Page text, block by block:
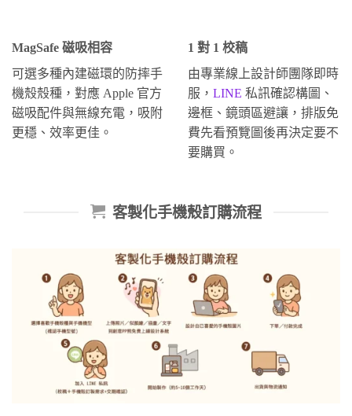
MagSafe 磁吸相容
可選多種內建磁環的防摔手
機殼殼種，對應 Apple 官方
磁吸配件與無線充電，吸附
更穩、效率更佳。
1 對 1 校稿
由專業線上設計師團隊即時
服， LINE 私訊確認構圖、
邊框、鏡頭區避讓，排版免
費先看預覽圖後再決定要不
要購買。
客製化手機殼訂購流程